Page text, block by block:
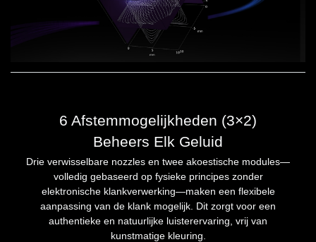
6 Afstemmogelijkheden (3×2)
Beheers Elk Geluid
Drie verwisselbare nozzles en twee akoestische modules—
volledig gebaseerd op fysieke principes zonder
elektronische klankverwerking—maken een flexibele
aanpassing van de klank mogelijk. Dit zorgt voor een
authentieke en natuurlijke luisterervaring, vrij van
kunstmatige kleuring.